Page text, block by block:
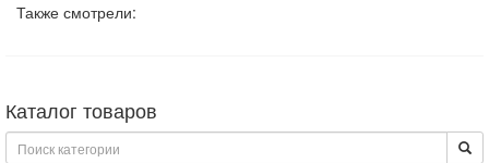
Также смотрели:
Каталог товаров